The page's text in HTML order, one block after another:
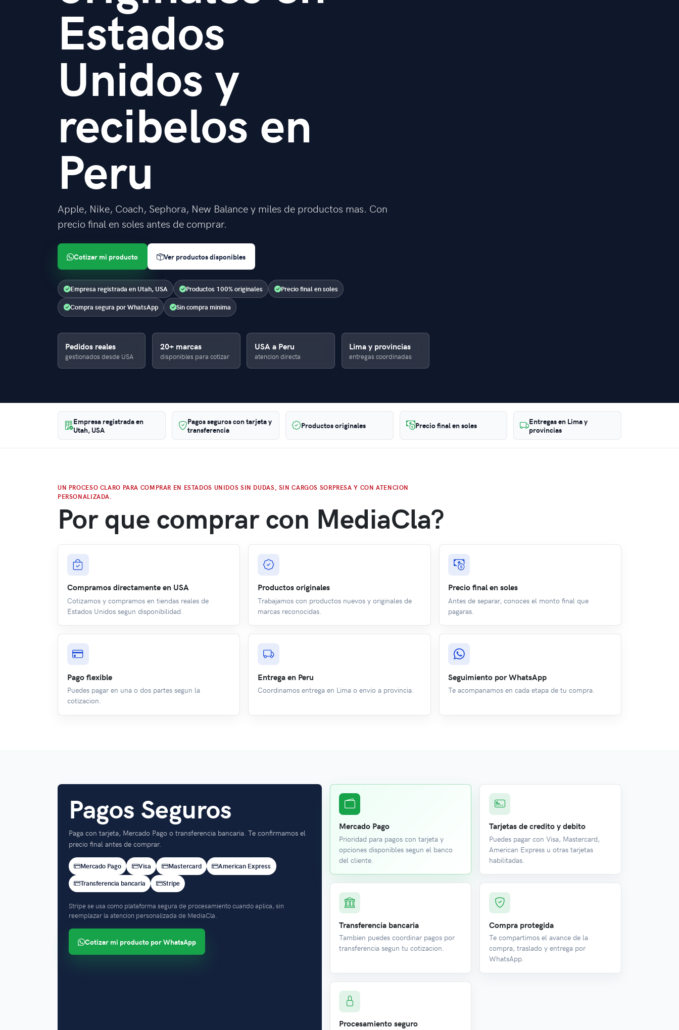
Estados
Unidos y
recibelos en
Peru
Apple, Nike, Coach, Sephora, New Balance y miles de productos mas. Con
precio final en soles antes de comprar.
Cotizar mi producto Ver productos disponibles
Empresa registrada en Utah, USA Productos 100% originales
Precio final en soles
Compra segura por WhatsApp
Sin compra minima
Pedidos reales
gestionados desde USA
20+ marcas
disponibles para cotizar
USA a Peru
atencion directa
Lima y provincias
entregas coordinadas
Empresa registrada en
Utah, USA
Pagos seguros con tarjeta y
transferencia
Productos originales Precio final en soles
Entregas en Lima y
provincias
UN PROCESO CLARO PARA COMPRAR EN ESTADOS UNIDOS SIN DUDAS, SIN CARGOS SORPRESA Y CON ATENCION
PERSONALIZADA.
Por que comprar con MediaCla?
Compramos directamente en USA
Cotizamos y compramos en tiendas reales de
Estados Unidos segun disponibilidad.
Productos originales
Trabajamos con productos nuevos y originales de
marcas reconocidas.
Precio final en soles
Antes de separar, conoces el monto final que
pagaras.
Pago flexible
Puedes pagar en una o dos partes segun la
cotizacion.
Entrega en Peru
Coordinamos entrega en Lima o envio a provincia.
Seguimiento por WhatsApp
Te acompanamos en cada etapa de tu compra.
Pagos Seguros
Paga con tarjeta, Mercado Pago o transferencia bancaria. Te confirmamos el
precio final antes de comprar.
Mercado Pago Visa Mastercard
American Express
Transferencia bancaria
Stripe
Stripe se usa como plataforma segura de procesamiento cuando aplica, sin
reemplazar la atencion personalizada de MediaCla.
Cotizar mi producto por WhatsApp
Mercado Pago
Prioridad para pagos con tarjeta y
opciones disponibles segun el banco
del cliente.
Tarjetas de credito y debito
Puedes pagar con Visa, Mastercard,
American Express u otras tarjetas
habilitadas.
Transferencia bancaria
Tambien puedes coordinar pagos por
transferencia segun tu cotizacion.
Compra protegida
Te compartimos el avance de la
compra, traslado y entrega por
WhatsApp.
Procesamiento seguro